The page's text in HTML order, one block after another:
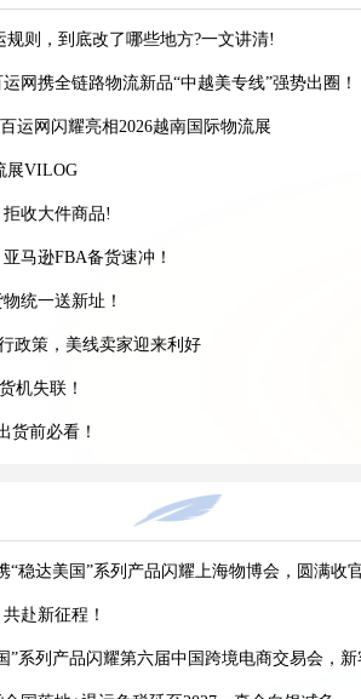
则，到底改了哪些地方?一文讲清!
网携全链路物流新品“中越美专线”强势出圈！
运网闪耀亮相2026越南国际物流展
展VILOG
收大件商品!
马逊FBA备货速冲！
统一送新址！
政策，美线卖家迎来利好
机失联！
货前必看！
”，你的货还能顺利进美国吗?
领钱啦！
发货安排速看！
”系列产品闪耀亮相2026赛狐ERP跨境AI增长峰
一舱难求!外贸人如何破局？
“稳达美国”系列产品闪耀上海物博会，圆满收
赴新征程！
”系列产品闪耀第六届中国跨境电商交易会，新